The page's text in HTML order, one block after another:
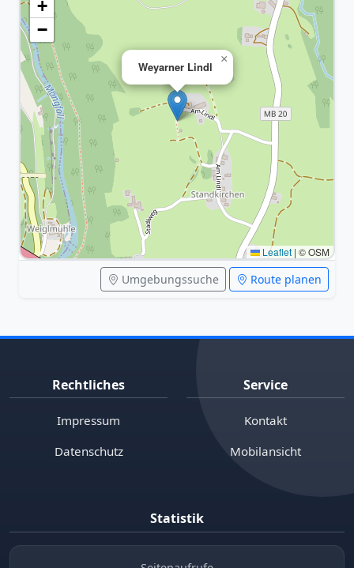
Weyarner Lindl
×
+
−
Leaflet | © OSM
Umgebungssuche Route planen
Rechtliches
Impressum
Datenschutz
Service
Kontakt
Mobilansicht
Statistik